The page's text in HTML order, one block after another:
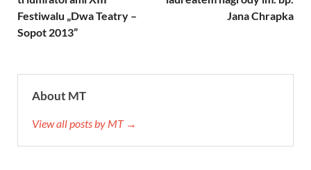
Festiwalu „Dwa Teatry –
Sopot 2013”
Jana Chrapka
About MT
View all posts by MT →